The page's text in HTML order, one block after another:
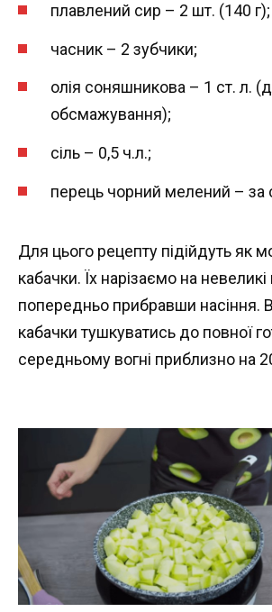
плавлений сир – 2 шт. (140 г);
часник – 2 зубчики;
олія соняшникова – 1 ст. л.
обсмажування);
сіль – 0,5 ч.л.;
перець чорний мелений – за
Для цього рецепту підійдуть як
кабачки. Їх нарізаємо на невеликі
попередньо прибравши насіння.
кабачки тушкуватись до повної
середньому вогні приблизно на